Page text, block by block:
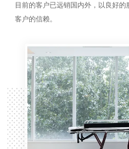
目前的客户已远销国内外，以良好的
客户的信赖。